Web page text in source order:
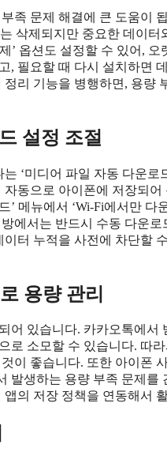
문제 해결에 큰 도움이 됩
삭제되지만 중요한 데이
’ 옵션도 설정할 수 있어,
필요할 때 다시 설치하면
리 기능을 병행하면, 용량
설정 조절
‘미디어 파일 자동 다운로
동으로 아이폰에 저장되
메뉴에서 ‘Wi-Fi에서만 다
에서는 반드시 수동 다운
터 누적을 사전에 차단할
용량 관리
있습니다. 카카오톡에서
로 소모할 수 있습니다. 따
이 좋습니다. 또한 아이폰
발생하는 용량 부족 문제를
의 저장 정책을 연동해서